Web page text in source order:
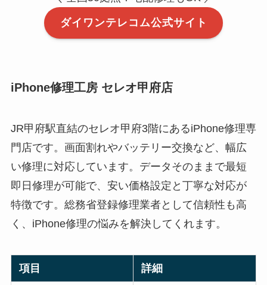
ダイワンテレコム公式サイト
iPhone修理工房 セレオ甲府店
JR甲府駅直結のセレオ甲府3階にあるiPhone修理専
門店です。画面割れやバッテリー交換など、幅広
い修理に対応しています。データそのままで最短
即日修理が可能で、安い価格設定と丁寧な対応が
特徴です。総務省登録修理業者として信頼性も高
く、iPhone修理の悩みを解決してくれます。
項目 詳細